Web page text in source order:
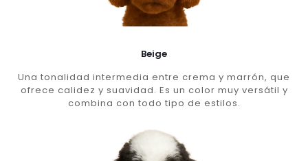
Beige
Una tonalidad intermedia entre crema y marrón, que
ofrece calidez y suavidad. Es un color muy versátil y
combina con todo tipo de estilos.